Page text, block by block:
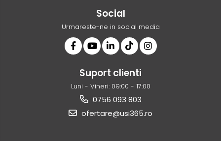
Social
Urmareste-ne in social media
Suport clienti
Luni - Vineri: 09:00 - 17:00
0756 093 803
ofertare@usi365.ro